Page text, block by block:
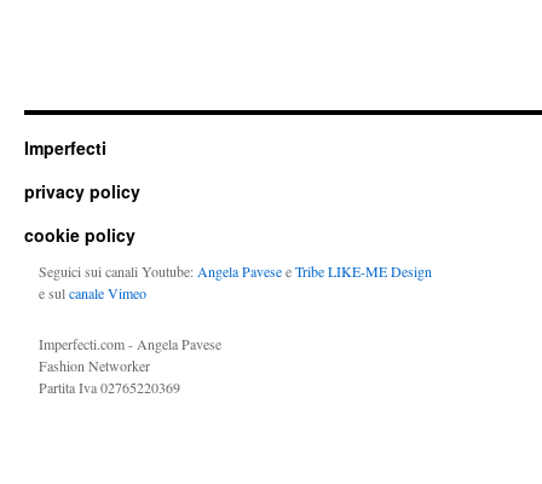
Imperfecti
privacy policy
cookie policy
Seguici sui canali Youtube: Angela PaveseeTribe LIKE-ME Design
e sulcanale Vimeo
Imperfecti.com - Angela Pavese
Fashion Networker
Partita Iva 02765220369